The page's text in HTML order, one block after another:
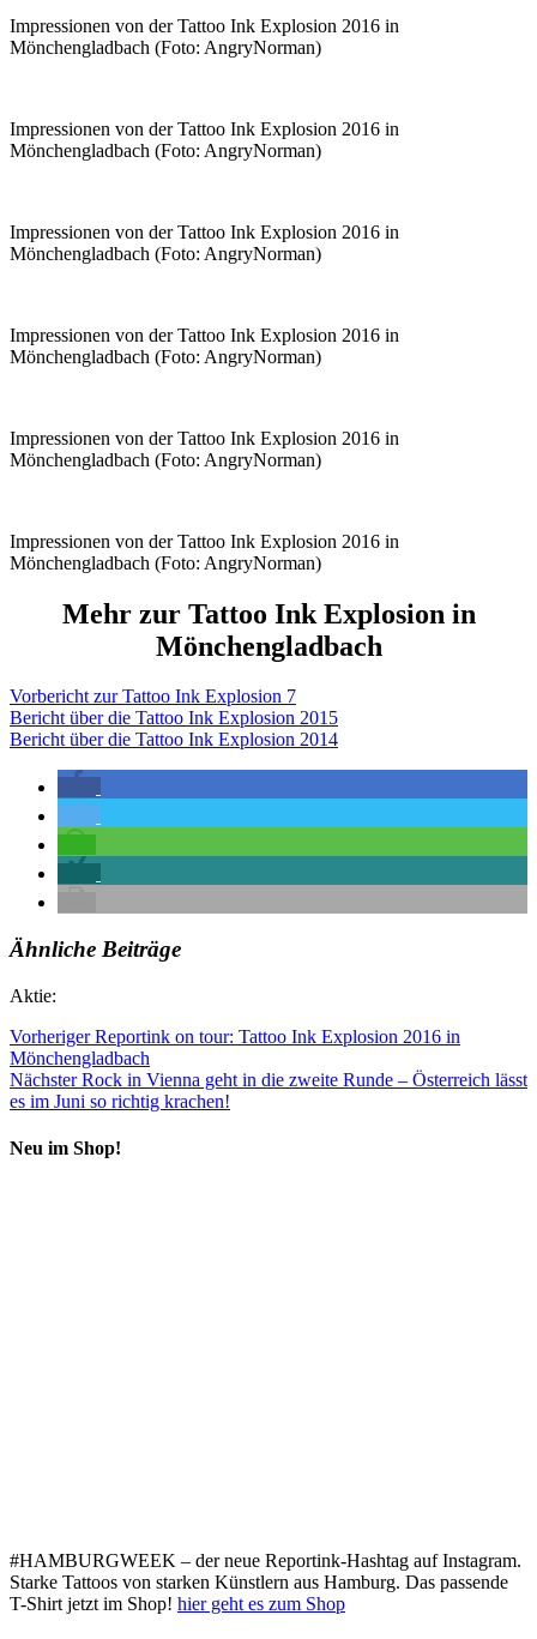
Impressionen von der Tattoo Ink Explosion 2016 in
Mönchengladbach (Foto: AngryNorman)
Impressionen von der Tattoo Ink Explosion 2016 in
Mönchengladbach (Foto: AngryNorman)
Impressionen von der Tattoo Ink Explosion 2016 in
Mönchengladbach (Foto: AngryNorman)
Impressionen von der Tattoo Ink Explosion 2016 in
Mönchengladbach (Foto: AngryNorman)
Impressionen von der Tattoo Ink Explosion 2016 in
Mönchengladbach (Foto: AngryNorman)
Impressionen von der Tattoo Ink Explosion 2016 in
Mönchengladbach (Foto: AngryNorman)
Mehr zur Tattoo Ink Explosion in
Mönchengladbach
Vorbericht zur Tattoo Ink Explosion 7
Bericht über die Tattoo Ink Explosion 2015
Bericht über die Tattoo Ink Explosion 2014
Ähnliche Beiträge
Aktie:
Vorheriger Reportink on tour: Tattoo Ink Explosion 2016 in
Mönchengladbach
Nächster Rock in Vienna geht in die zweite Runde – Österreich lässt
es im Juni so richtig krachen!
Neu im Shop!
#HAMBURGWEEK – der neue Reportink-Hashtag auf Instagram.
Starke Tattoos von starken Künstlern aus Hamburg. Das passende
T-Shirt jetzt im Shop! hier geht es zum Shop